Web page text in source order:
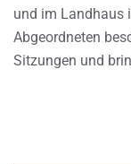
und im Landhaus
Abgeordneten
Sitzungen und